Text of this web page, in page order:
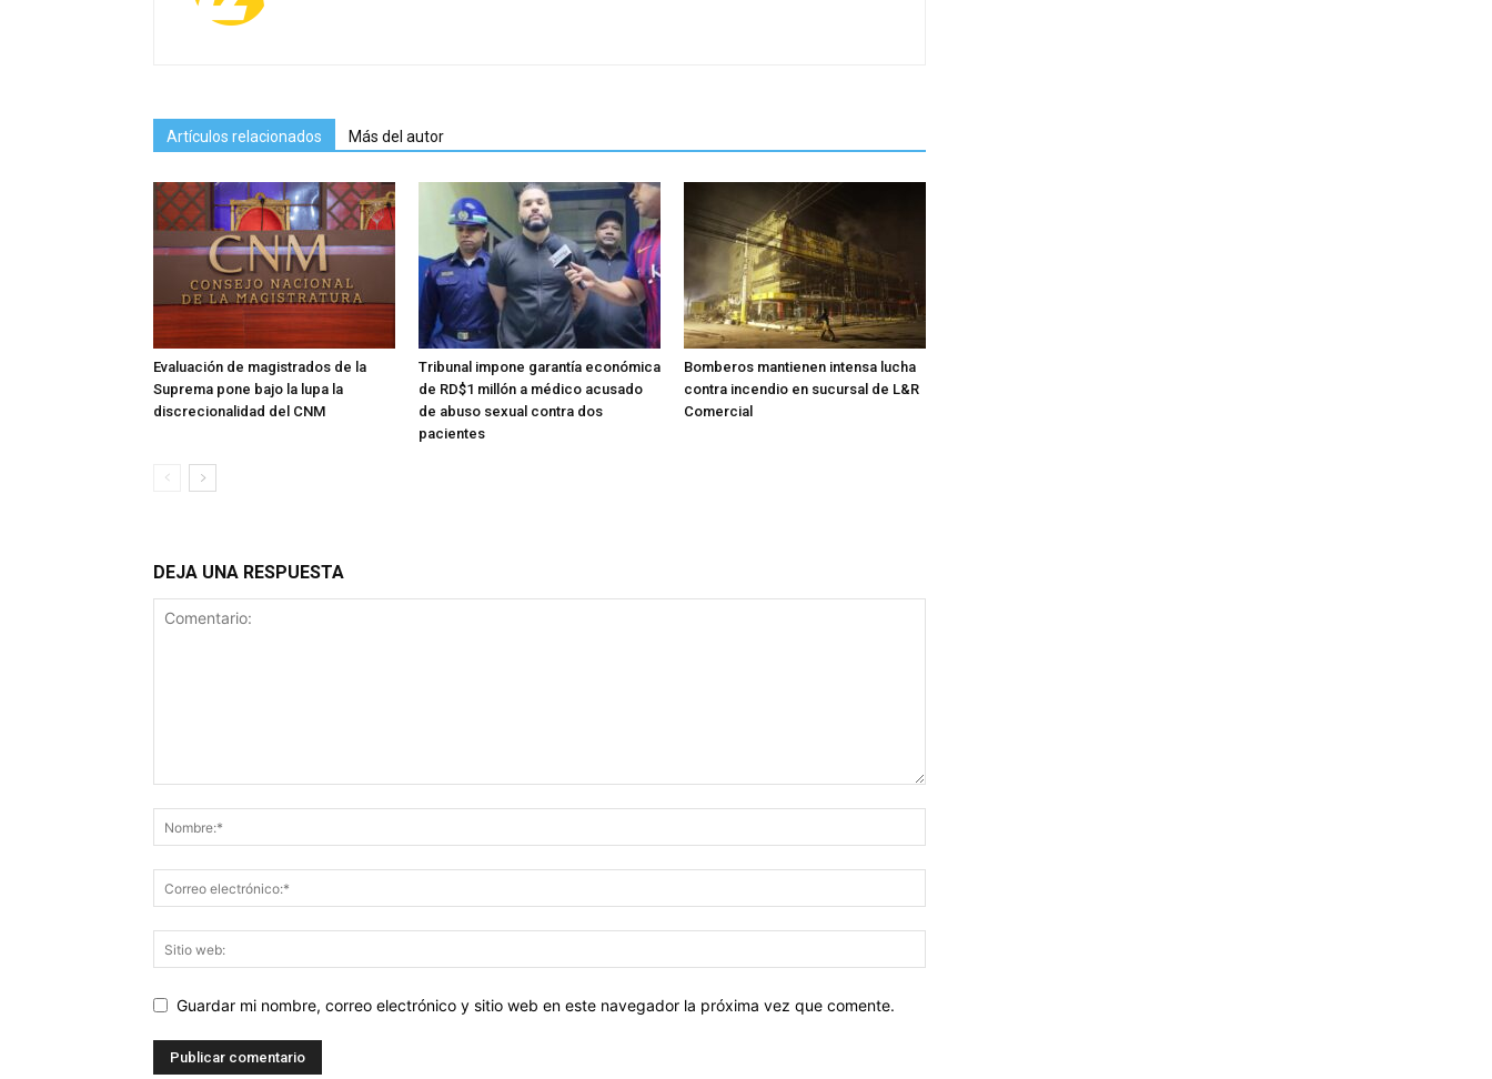
Artículos relacionados Más del autor
Evaluación de magistrados de la
Suprema pone bajo la lupa la
discrecionalidad del CNM
Tribunal impone garantía económica
de RD$1 millón a médico acusado
de abuso sexual contra dos
pacientes
Bomberos mantienen intensa lucha
contra incendio en sucursal de L&R
Comercial
DEJA UNA RESPUESTA
Guardar mi nombre, correo electrónico y sitio web en este navegador la próxima vez que comente.